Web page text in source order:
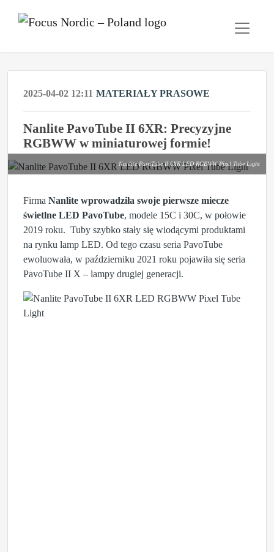
2025-04-02 12:11 MATERIAŁY PRASOWE
Nanlite PavoTube II 6XR: Precyzyjne
RGBWW w miniaturowej formie!
Nanlite PavoTube II 6XR LED RGBWW Pixel Tube Light
Firma Nanlite wprowadziła swoje pierwsze miecze
świetlne LED PavoTube, modele 15C i 30C, w połowie
2019 roku. Tuby szybko stały się wiodącymi produktami
na rynku lamp LED. Od tego czasu seria PavoTube
ewoluowała, w październiku 2021 roku pojawiła się seria
PavoTube II X – lampy drugiej generacji.